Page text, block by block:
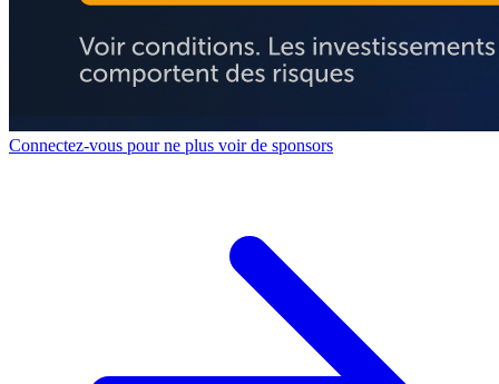
Connectez-vous pour ne plus voir de sponsors